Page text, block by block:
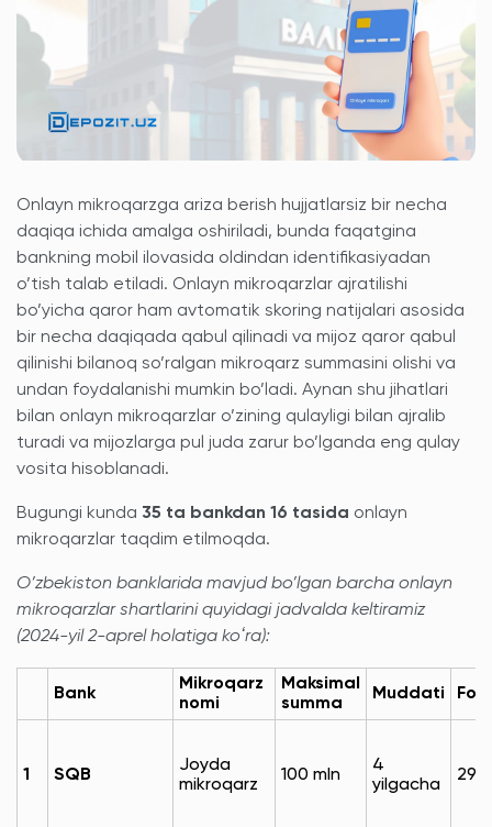
Onlayn mikroqarzga ariza berish hujjatlarsiz bir necha
daqiqa ichida amalga oshiriladi, bunda faqatgina
bankning mobil ilovasida oldindan identifikasiyadan
o’tish talab etiladi. Onlayn mikroqarzlar ajratilishi
bo’yicha qaror ham avtomatik skoring natijalari asosida
bir necha daqiqada qabul qilinadi va mijoz qaror qabul
qilinishi bilanoq so’ralgan mikroqarz summasini olishi va
undan foydalanishi mumkin bo’ladi. Aynan shu jihatlari
bilan onlayn mikroqarzlar o’zining qulayligi bilan ajralib
turadi va mijozlarga pul juda zarur bo’lganda eng qulay
vosita hisoblanadi.
Bugungi kunda 35 ta bankdan 16 tasida onlayn
mikroqarzlar taqdim etilmoqda.
O’zbekiston banklarida mavjud bo’lgan barcha onlayn
mikroqarzlar shartlarini quyidagi jadvalda keltiramiz
(2024-yil 2-aprel holatiga koʻra):
Bank
Mikroqarz
nomi
Maksimal
summa
Muddati
1 SQB
Joyda
mikroqarz
100 mln
4
yilgacha